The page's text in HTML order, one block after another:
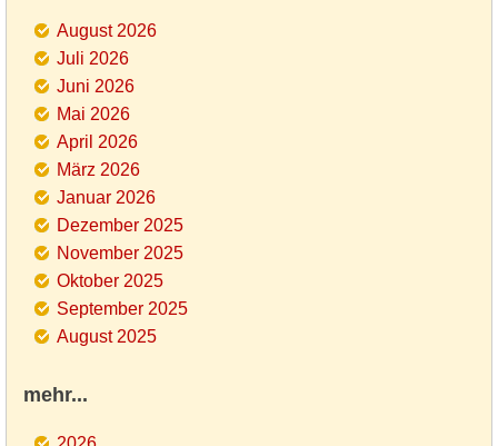
August 2026
Juli 2026
Juni 2026
Mai 2026
April 2026
März 2026
Januar 2026
Dezember 2025
November 2025
Oktober 2025
September 2025
August 2025
mehr...